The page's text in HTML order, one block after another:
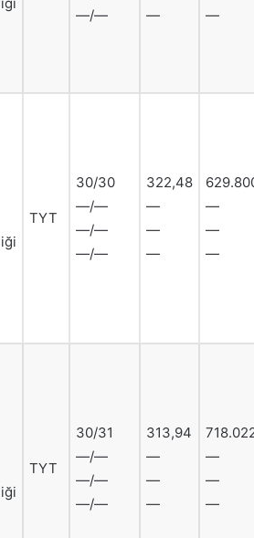
—/—
—
—
TYT
30/30
—/—
—/—
—/—
322,48
—
—
—
—
—
—
TYT
30/31
—/—
—/—
—/—
313,94
—
—
—
—
—
—